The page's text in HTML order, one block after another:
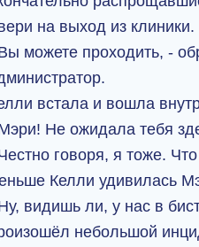
на выход из клиники.
можете проходить, -
встала и вошла
Не ожидала тебя
говоря, я тоже.
Келли удивилась
видишь ли, у нас в
небольшой